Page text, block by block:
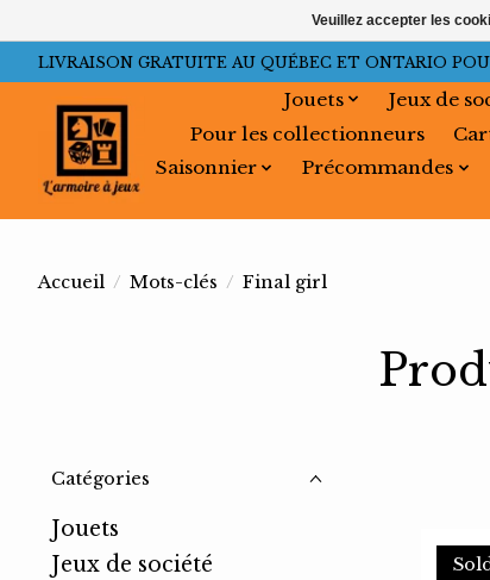
LIVRAISON GRATUITE AU QUÉBEC ET ONTARIO
Jouets Jeux de
Pour les collectionneurs
Saisonnier
Précommandes
Accueil / Mots-clés / Final girl
Catégories
Jouets
Jeux de société
Veuillez accepter les